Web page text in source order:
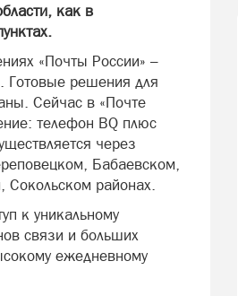
как в
«Почты России» –
Готовые решения для
Сейчас в «Почте
телефон BQ плюс
через
Бабаевском,
Сокольском районах.
к уникальному
связи и больших
ежедневному